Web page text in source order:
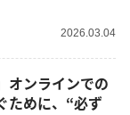
2026.03.04
オンラインでの
ために、“必ず